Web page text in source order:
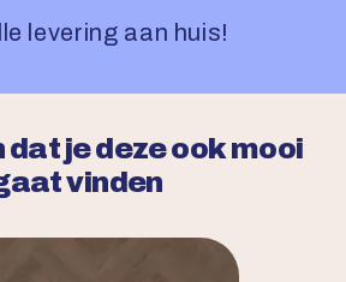
levering aan huis!
dat je deze ook mooi
vinden